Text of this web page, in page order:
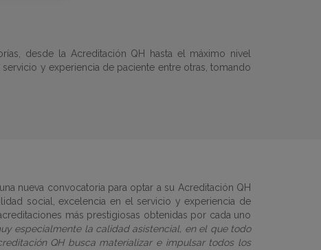
desde la Acreditación QH hasta el máximo nivel
y experiencia de paciente entre otras, tomando
nueva convocatoria para optar a su Acreditación QH
social, excelencia en el servicio y experiencia de
más prestigiosas obtenidas por cada uno
especialmente la calidad asistencial, en el que todo
QH busca materializar e impulsar todos los